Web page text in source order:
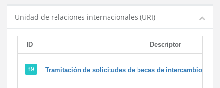
Unidad de relaciones internacionales (URI)
ID Descriptor
89 Tramitación de solicitudes de becas de intercambio